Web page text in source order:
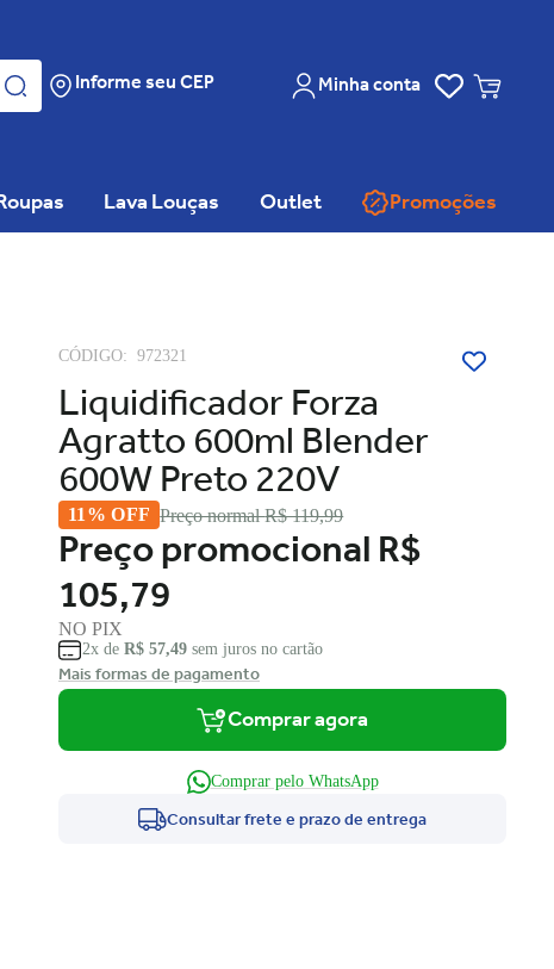
Informe seu CEP Minha conta
Lava Louças Outlet Promoções
CÓDIGO: 972321
Liquidificador Forza
Agratto 600ml Blender
600W Preto 220V
11% OFF Preço normalR$ 119,99
Preço promocionalR$
105,79
NO PIX
2x de R$ 57,49 sem juros no cartão
Mais formas de pagamento
Comprar agora
Comprar pelo WhatsApp
Consultar frete e prazo de entrega